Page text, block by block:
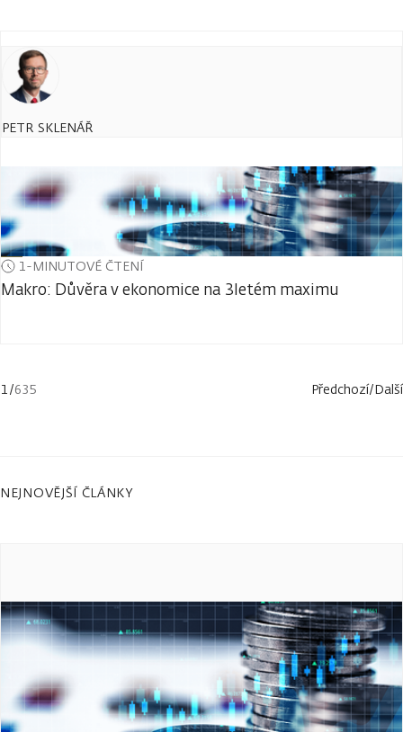
PETR SKLENÁŘ
1-MINUTOVÉ ČTENÍ
Makro: Důvěra v ekonomice na 3letém maximu
1/635 Předchozí/Další
NEJNOVĚJŠÍ ČLÁNKY